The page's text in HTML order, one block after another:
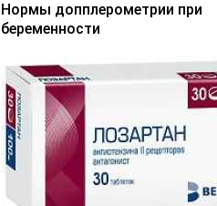
Нормы допплерометрии при
беременности